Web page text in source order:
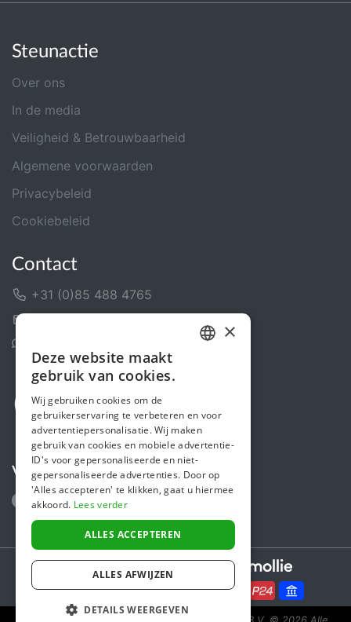
Steunactie
Over ons
In de media
Veiligheid & Betrouwbaarheid
Algemene voorwaarden
Privacybeleid
Cookiebeleid
Contact
+31 (0)85 488 4765
Volg ons
Secure payments powered by
ENGLISH
×
Deze website maakt
gebruik van cookies.
Wij gebruiken cookies om de
gebruikerservaring te verbeteren en voor
advertentiepersonalisatie. Wij maken
gebruik van cookies en mobiele advertentie-
ID's voor gepersonaliseerde en niet-
gepersonaliseerde advertenties. Door op
'Alles accepteren' te klikken, gaat u hiermee
akkoord. Lees verder
ALLES ACCEPTEREN
ALLES AFWIJZEN
DETAILS WEERGEVEN